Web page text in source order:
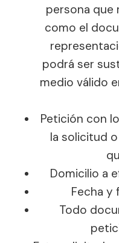
persona que
como el
podrá ser
medio válido
Petición con
la solicitud
Domicilio a
Fecha y
Todo